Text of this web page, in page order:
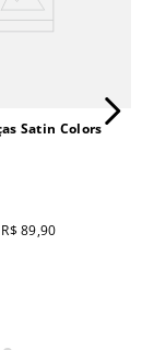
Satin Colors
R$ 89,90